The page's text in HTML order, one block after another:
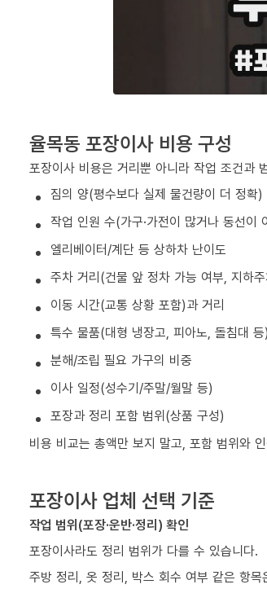
율목동 포장이사 비용 구성
포장이사 비용은 거리뿐 아니라 작업 조건과
짐의 양(평수보다 실제 물건량이 더 정확)
작업 인원 수(가구·가전이 많거나 동선이
엘리베이터/계단 등 상하차 난이도
주차 거리(건물 앞 정차 가능 여부, 지하
이동 시간(교통 상황 포함)과 거리
특수 물품(대형 냉장고, 피아노, 돌침대
분해/조립 필요 가구의 비중
이사 일정(성수기/주말/월말 등)
포장과 정리 포함 범위(상품 구성)
비용 비교는 총액만 보지 말고, 포함 범위와
포장이사 업체 선택 기준
작업 범위(포장·운반·정리) 확인
포장이사라도 정리 범위가 다를 수 있습니다.
주방 정리, 옷 정리, 박스 회수 여부 같은 항